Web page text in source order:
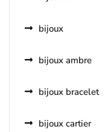
bijoux
bijoux ambre
bijoux bracelet
bijoux cartier